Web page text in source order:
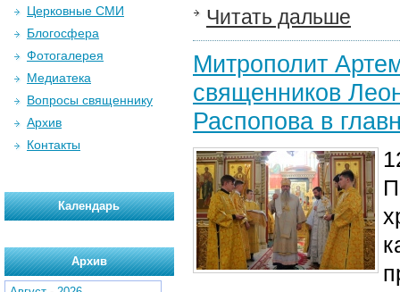
Читать дальше
Митрополит
священников
Распопова в
Церковные СМИ
Блогосфера
Фотогалерея
Медиатека
Вопросы священнику
Архив
Контакты
Календарь
Архив